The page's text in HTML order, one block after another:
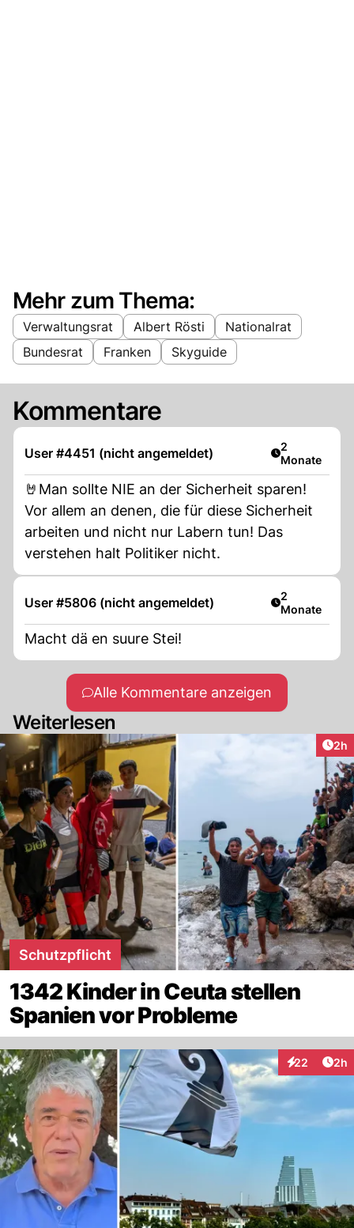
Mehr zum Thema:
Verwaltungsrat Albert Rösti
Nationalrat
Bundesrat
Franken Skyguide
Kommentare
User #4451 (nicht angemeldet) Artikel
2
Monate
🤘Man sollte NIE an der Sicherheit sparen!
Vor allem an denen, die für diese Sicherheit
arbeiten und nicht nur Labern tun! Das
verstehen halt Politiker nicht.
User #5806 (nicht angemeldet) Artikel
2
Monate
Macht dä en suure Stei!
Alle Kommentare anzeigen
Weiterlesen
2h
Schutzpflicht
1342 Kinder in Ceuta stellen
Spanien vor Probleme
22
Interaktionen
2h